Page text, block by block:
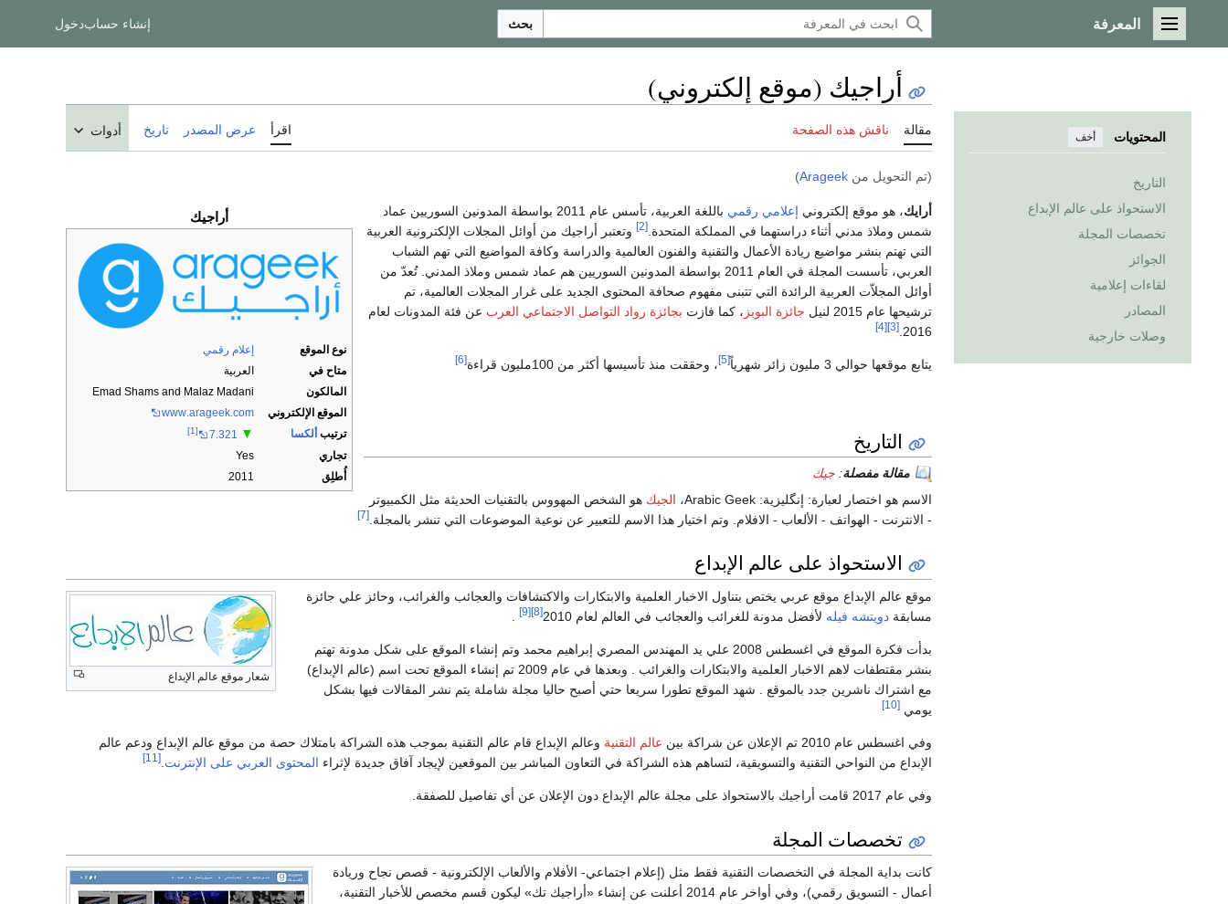
القائمة الرئيسية
المعرفة بحث إنشاء حسابدخول
المحتويات أخف
التاريخ
الاستحواذ على عالم الإبداع
تخصصات المجلة
الجوائز
لقاءات إعلامية
المصادر
وصلات خارجية
أراجيك (موقع إلكتروني)
مقالة ناقش هذه الصفحة اقرأ عرض المصدر تاريخ أدوات
(تم التحويل من Arageek
)
أراجيك
نوع الموقع
إعلام رقمي
متاح في
العربية
المالكون
Emad Shams and Malaz Madani
الموقع الإلكتروني
www.arageek.com
ترتيب ألكسا ▼
7.321
[1]
تجاري
Yes
أُطلِق
2011
أرايك، هو موقع إلكتروني إعلامي رقمي
باللغة العربية، تأسس عام 2011 بواسطة المدونين السوريين عماد
شمس وملاذ مدني أثناء دراستهما في المملكة المتحدة. [2]
وتعتبر أراجيك من أوائل المجلات الإلكترونية العربية
التي تهتم بنشر مواضيع ريادة الأعمال والتقنية والفنون العالمية والدراسة وكافة المواضيع التي تهم الشباب
العربي، تأسست المجلة في العام 2011 بواسطة المدونين السوريين هم عماد شمس وملاذ المدني. تُعدّ من
أوائل المجلاّت العربية الرائدة التي تتبنى مفهوم صحافة المحتوى الجديد على غرار المجلات العالمية، تم
ترشيحها عام 2015 لنيل
جائزة البوبز ، كما فازت بجائزة رواد التواصل الاجتماعي العرب عن فئة المدونات لعام
2016.
[3]
[4]
يتابع موقعها حوالي 3 مليون زائر شهرياً [5] ، وحققت منذ تأسيسها أكثر من 100مليون قراءة [6]
التاريخ
مقالة مفصلة: جيك
الاسم هو اختصار لعبارة: إنگليزية: Arabic Geek، الجيك هو الشخص المهووس بالتقنيات الحديثة مثل الكمبيوتر
- الانترنت - الهواتف - الألعاب - الافلام. وتم اختيار هذا الاسم للتعبير عن نوعية الموضوعات التي تنشر بالمجلة. [7]
الاستحواذ على عالم الإبداع
شعار موقع عالم الإبداع
موقع عالم الإبداع موقع عربي يختص بتناول الاخبار العلمية والابتكارات والاكتشافات والعجائب والغرائب، وحائز علي جائزة
مسابقة دويتشه فيله لأفضل مدونة للغرائب والعجائب في العالم لعام 2010 [8]
[9]
بدأت فكرة الموقع في اغسطس 2008 علي يد المهندس المصري إبراهيم محمد وتم إنشاء الموقع على شكل مدونة تهتم
بنشر مقتطفات لاهم الاخبار العلمية والابتكارات والغرائب . وبعدها في عام 2009 تم إنشاء الموقع تحت اسم (عالم الإبداع)
مع اشتراك ناشرين جدد بالموقع . شهد الموقع تطورا سريعا حتي أصبح حاليا مجلة شاملة يتم نشر المقالات فيها بشكل
يومي [10]
وفي اغسطس عام 2010 تم الإعلان عن شراكة بين عالم التقنية وعالم الإبداع قام عالم التقنية بموجب هذه الشراكة بامتلاك حصة من موقع عالم الإبداع ودعم عالم
الإبداع من النواحي التقنية والتسويقية، لتساهم هذه الشراكة في التعاون المباشر بين الموقعين لإيجاد آفاق جديدة لإثراء المحتوى العربي على الإنترنت [11]
وفي عام 2017 قامت أراجيك بالاستحواذ على مجلة عالم الإبداع دون الإعلان عن أي تفاصيل للصفقة.
تخصصات المجلة
كانت بداية المجلة في التخصصات التقنية فقط مثل (إعلام اجتماعي- الأفلام والألعاب الإلكترونية - قصص نجاح وريادة
أعمال - التسويق رقمي)، وفي أواخر عام 2014 أعلنت عن إنشاء «أراجيك تك» ليكون قسم مخصص للأخبار التقنية،